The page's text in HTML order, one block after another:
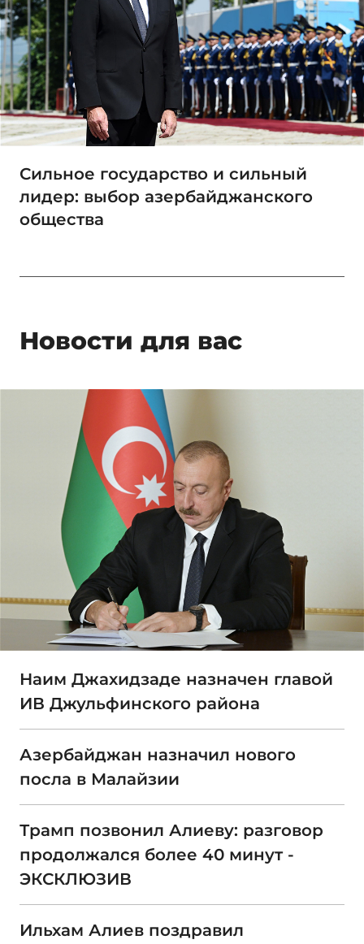
Сильное государство и сильный
лидер: выбор азербайджанского
общества
Новости для вас
Наим Джахидзаде назначен главой
ИВ Джульфинского района
Азербайджан назначил нового
посла в Малайзии
Трамп позвонил Алиеву: разговор
продолжался более 40 минут -
ЭКСКЛЮЗИВ
Ильхам Алиев поздравил